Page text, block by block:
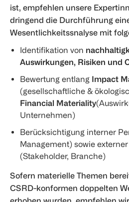
ist, empfehlen unsere
dringend die Durchführung
Wesentlichkeitssnalyse mit
Identifikation von
Auswirkungen, Risiken und
Bewertung entlang Impact
(gesellschaftliche &
Financial Materiality
Unternehmen)
Berücksichtigung interner
Management) sowie
(Stakeholder, Branche)
Sofern materielle Themen
CSRD-konformen doppelten